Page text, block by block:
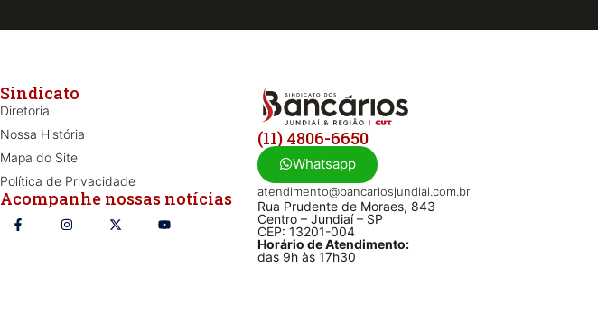
Sindicato
Diretoria
Nossa História
Mapa do Site
Política de Privacidade
Acompanhe nossas notícias
(11) 4806-6650
Whatsapp
atendimento@bancariosjundiai.com.br
Rua Prudente de Moraes, 843
Centro – Jundiaí – SP
CEP: 13201-004
Horário de Atendimento:
das 9h às 17h30